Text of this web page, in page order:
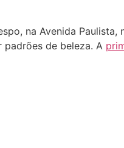
na Avenida Paulista,
de beleza. A